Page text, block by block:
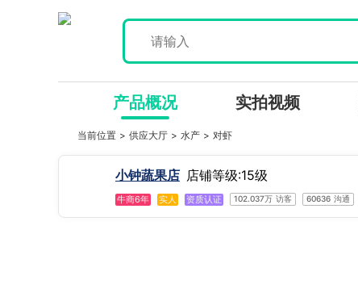
产品概况 实拍视频
当前位置 > 供应大厅 > 水产 > 对虾
小钟蔬果店 店铺等级:15级
牛商6年 实人 资质认证 102.037万 访客 60636 沟通